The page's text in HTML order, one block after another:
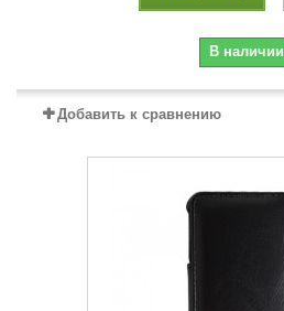
В наличии
Добавить к сравнению